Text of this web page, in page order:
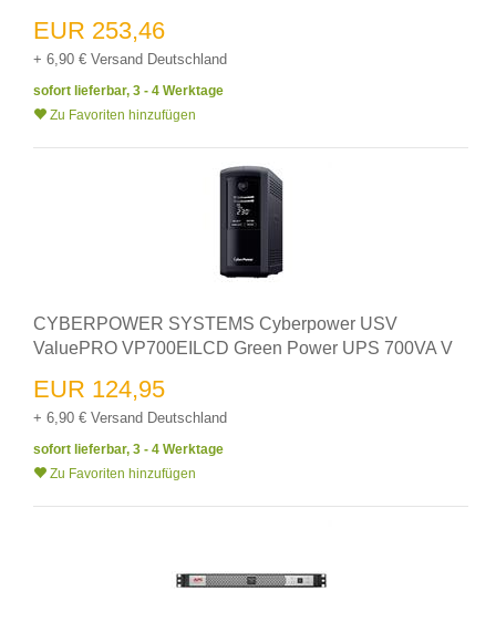
EUR 253,46
+ 6,90 € Versand Deutschland
sofort lieferbar, 3 - 4 Werktage
Zu Favoriten hinzufügen
CYBERPOWER SYSTEMS Cyberpower USV
ValuePRO VP700EILCD Green Power UPS 700VA V
EUR 124,95
+ 6,90 € Versand Deutschland
sofort lieferbar, 3 - 4 Werktage
Zu Favoriten hinzufügen